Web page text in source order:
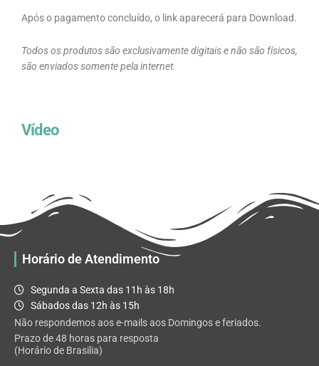
Após o pagamento concluído, o link aparecerá para Download.
Todos os produtos são exclusivamente digitais e não são físicos,
são enviados somente pela internet.
Vídeo
Horário de Atendimento
Segunda a Sexta das 11h às 18h
Sábados das 12h às 15h
Não respondemos aos e-mails aos Domingos e feriados.
Prazo de 48 horas para resposta
(Horário de Brasilia)